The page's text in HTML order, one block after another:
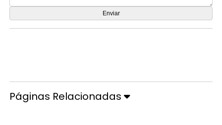
Páginas Relacionadas